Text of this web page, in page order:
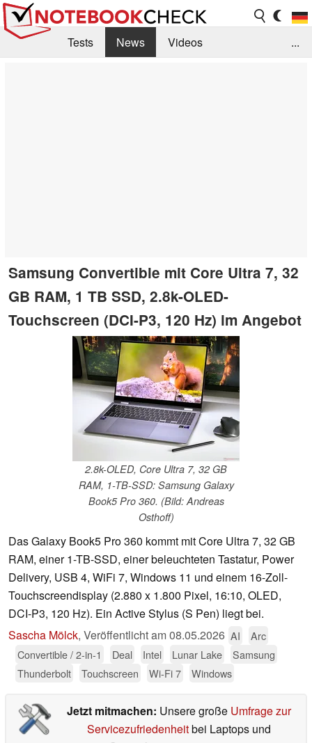
Tests News
Videos
...
Samsung Convertible mit Core Ultra 7, 32
GB RAM, 1 TB SSD, 2.8k-OLED-
Touchscreen (DCI-P3, 120 Hz) im Angebot
2.8k-OLED, Core Ultra 7, 32 GB
RAM, 1-TB-SSD: Samsung Galaxy
Book5 Pro 360. (Bild: Andreas
Osthoff)
Das Galaxy Book5 Pro 360 kommt mit Core Ultra 7, 32 GB
RAM, einer 1-TB-SSD, einer beleuchteten Tastatur, Power
Delivery, USB 4, WiFi 7, Windows 11 und einem 16-Zoll-
Touchscreendisplay (2.880 x 1.800 Pixel, 16:10, OLED,
DCI-P3, 120 Hz). Ein Active Stylus (S Pen) liegt bei.
Sascha Mölck, Veröffentlicht am08.05.2026 AI
Arc
Convertible / 2-in-1
Deal Intel Lunar Lake
Samsung
Thunderbolt
Touchscreen Wi-Fi 7 Windows
Jetzt mitmachen: Unsere große Umfrage zur
Servicezufriedenheitbei Laptops und